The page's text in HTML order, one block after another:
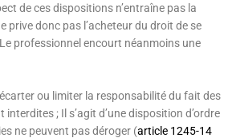
de ces dispositions n’entraîne pas la
prive donc pas l’acheteur du droit de se
professionnel encourt néanmoins une
ou limiter la responsabilité du fait des
; Il s’agit d’une disposition d’ordre
ne peuvent pas déroger (article 1245-14